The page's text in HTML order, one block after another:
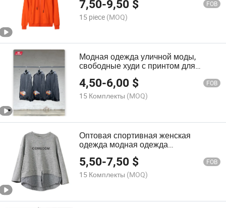
одежда для мужчин и женщин,
толстовка с молнией, куртка,
капюшон
7,50-9,50 $ FOB
15 piece (MOQ)
Модная одежда уличной моды,
свободные худи с принтом для
4,50-6,00 $ FOB
15 Комплекты (MOQ)
Оптовая спортивная женская
одежда модная одежда
повседневные толстовки с патчами с
длинным рукавом пуловер
5,50-7,50 $ FOB
15 Комплекты (MOQ)